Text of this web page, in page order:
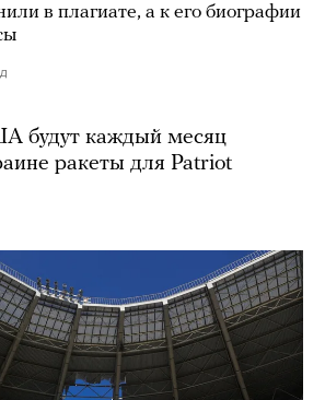
в плагиате, а к его биографии
будут каждый месяц
ракеты для Patriot